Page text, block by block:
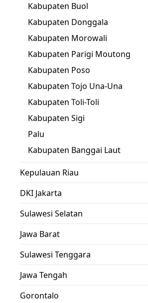
Kabupaten Buol
Kabupaten Donggala
Kabupaten Morowali
Kabupaten Parigi Moutong
Kabupaten Poso
Kabupaten Tojo Una-Una
Kabupaten Toli-Toli
Kabupaten Sigi
Palu
Kabupaten Banggai Laut
Kepulauan Riau
DKI Jakarta
Sulawesi Selatan
Jawa Barat
Sulawesi Tenggara
Jawa Tengah
Gorontalo